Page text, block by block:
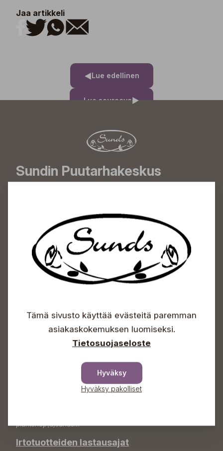
Jaa artikkeli
Lue edellinen
Lue seuraava
Sundin Puutarhakeskus
Lauantaisin 09-16
Sunnuntaisin Itsepalvelu
Info & vaihde
+358 50 388 9592
info(a)sunds.fi
Sundin Puutarha Oy
Kytömäentie 66
68660 Pietarsaari
plantshop(a)sunds.fi
Irtotuotteiden lastausajat
Tämä sivusto käyttää evästeitä paremman
asiakaskokemuksen luomiseksi.
Tietosuojaseloste
Hyväksy
Hyväksy pakolliset